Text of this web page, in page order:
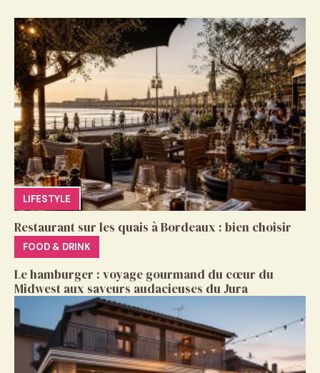
LIFESTYLE
Restaurant sur les quais à Bordeaux : bien choisir
FOOD & DRINK
Le hamburger : voyage gourmand du cœur du
Midwest aux saveurs audacieuses du Jura